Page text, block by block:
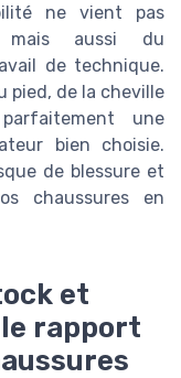
ne vient pas
mais aussi du
de technique.
pied, de la cheville
une
bien choisie.
de blessure et
chaussures en
et
rapport